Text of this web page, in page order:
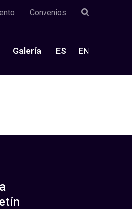
Convenios
Galería ES EN